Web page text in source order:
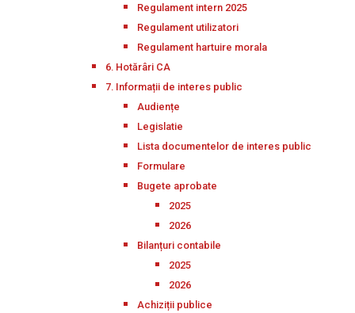
Regulament intern 2025
Regulament utilizatori
Regulament hartuire morala
6. Hotărâri CA
7. Informații de interes public
Audiențe
Legislatie
Lista documentelor de interes public
Formulare
Bugete aprobate
2025
2026
Bilanțuri contabile
2025
2026
Achiziții publice